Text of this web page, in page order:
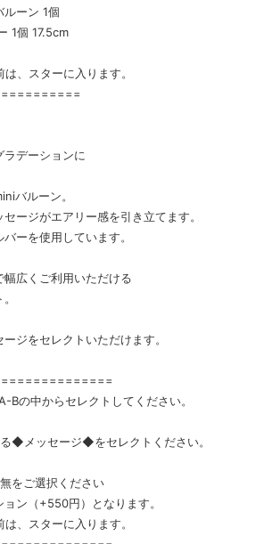
ルーン 1個
1個 17.5cm
、スターに入ります。
デーションに
バルーン。
ージがエアリー感を引き立てます。
ーを使用しています。
広くご利用いただける
ジをセレクトいただけます。
Bの中からセレクトしてください。
る◆メッセージ◆をセレクトください。
をご選択ください
（+550円）となります。
、スターに入ります。